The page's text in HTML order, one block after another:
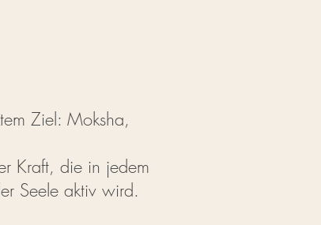
Ziel: Moksha,
Kraft, die in jedem
Seele aktiv wird.